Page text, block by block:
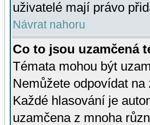
uživatelé mají právo
Návrat nahoru
Co to jsou uzamčená
Témata mohou být
Nemůžete odpovídat
Každé hlasování je
uzamčena z mnoha